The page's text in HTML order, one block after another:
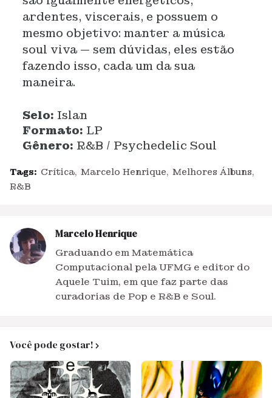
ardentes, viscerais, e possuem o
mesmo objetivo: manter a música
soul viva — sem dúvidas, eles estão
fazendo isso, cada um da sua
maneira.
Selo: Islan
Formato: LP
Gênero: R&B / Psychedelic Soul
Tags: Crítica Marcelo Henrique
Melhores Álbuns
R&B
Marcelo Henrique
Graduando em Matemática
Computacional pela UFMG e editor do
Aquele Tuim, em que faz parte das
curadorias de Pop e R&B e Soul.
Você pode gostar!